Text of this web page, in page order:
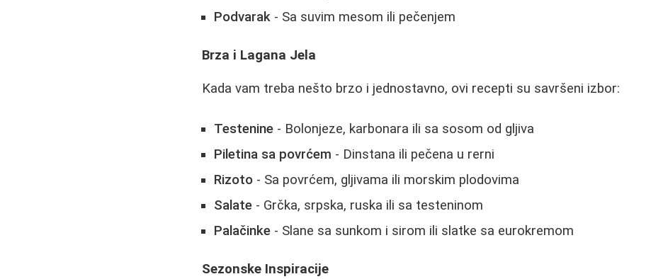
Podvarak - Sa suvim mesom ili pečenjem
Brza i Lagana Jela
Kada vam treba nešto brzo i jednostavno, ovi recepti su savršeni izbor:
Testenine - Bolonjeze, karbonara ili sa sosom od gljiva
Piletina sa povrćem - Dinstana ili pečena u rerni
Rizoto - Sa povrćem, gljivama ili morskim plodovima
Salate - Grčka, srpska, ruska ili sa testeninom
Palačinke - Slane sa sunkom i sirom ili slatke sa eurokremom
Sezonske Inspiracije